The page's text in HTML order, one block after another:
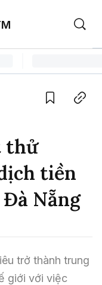
thử
tiền
Nẵng
trở thành trung
giới với việc